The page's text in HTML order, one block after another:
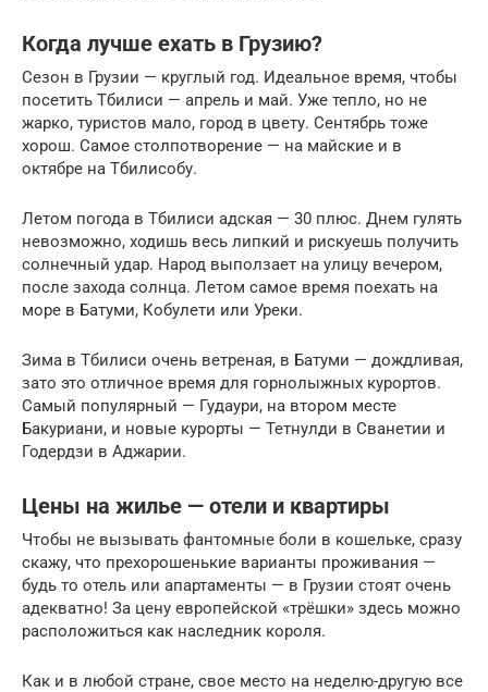
Когда лучше ехать в Грузию?
Сезон в Грузии — круглый год. Идеальное время, чтобы
посетить Тбилиси — апрель и май. Уже тепло, но не
жарко, туристов мало, город в цвету. Сентябрь тоже
хорош. Самое столпотворение — на майские и в
октябре на Тбилисобу.
Летом погода в Тбилиси адская — 30 плюс. Днем гулять
невозможно, ходишь весь липкий и рискуешь получить
солнечный удар. Народ выползает на улицу вечером,
после захода солнца. Летом самое время поехать на
море в Батуми, Кобулети или Уреки.
Зима в Тбилиси очень ветреная, в Батуми — дождливая,
зато это отличное время для горнолыжных курортов.
Самый популярный — Гудаури, на втором месте
Бакуриани, и новые курорты — Тетнулди в Сванетии и
Годердзи в Аджарии.
Цены на жилье — отели и квартиры
Чтобы не вызывать фантомные боли в кошельке, сразу
скажу, что прехорошенькие варианты проживания —
будь то отель или апартаменты — в Грузии стоят очень
адекватно! За цену европейской «трёшки» здесь можно
расположиться как наследник короля.
Как и в любой стране, свое место на неделю-другую все